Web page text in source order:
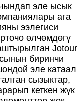
эле ысык
ага
ээлегиси
өлчөмдөгү
Jotour
биринчи
эле катаал
сызыктар,
кеткен жүк